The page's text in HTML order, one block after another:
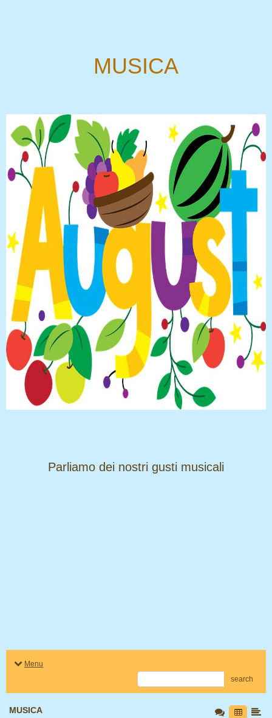
MUSICA
​​​​​​​Parliamo dei nostri gusti musicali
Menu
search
MUSICA